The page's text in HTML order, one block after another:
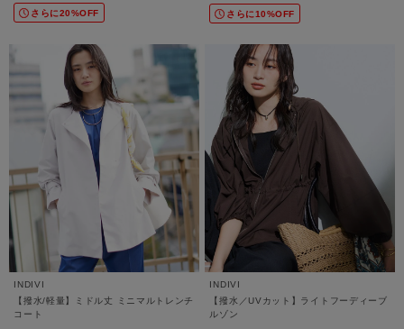
さらに20%OFF さらに10%OFF
INDIVI
【撥水/軽量】ミドル丈 ミニマルトレンチ
コート
INDIVI
【撥水／UVカット】ライトフーディーブ
ルゾン